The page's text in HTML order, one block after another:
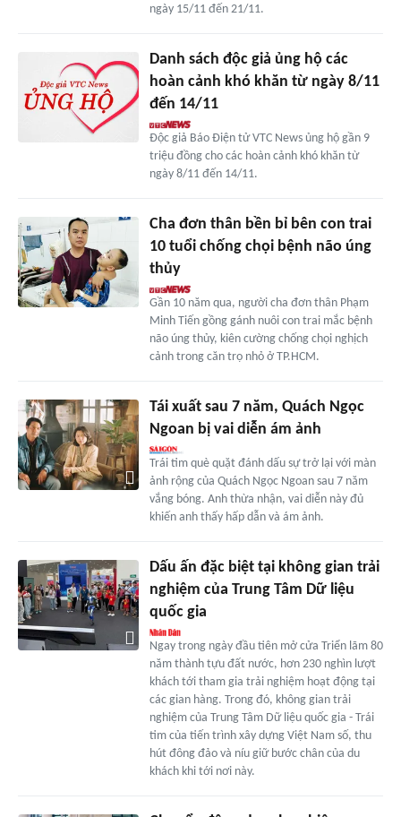
ngày 15/11 đến 21/11.
Danh sách độc giả ủng hộ các
hoàn cảnh khó khăn từ ngày 8/11
đến 14/11
Độc giả Báo Điện tử VTC News ủng hộ gần 9
triệu đồng cho các hoàn cảnh khó khăn từ
ngày 8/11 đến 14/11.
Cha đơn thân bền bỉ bên con trai
10 tuổi chống chọi bệnh não úng
thủy
Gần 10 năm qua, người cha đơn thân Phạm
Minh Tiến gồng gánh nuôi con trai mắc bệnh
não úng thủy, kiên cường chống chọi nghịch
cảnh trong căn trọ nhỏ ở TP.HCM.
Tái xuất sau 7 năm, Quách Ngọc
Ngoan bị vai diễn ám ảnh
Trái tim què quặt đánh dấu sự trở lại với màn
ảnh rộng của Quách Ngọc Ngoan sau 7 năm
vắng bóng. Anh thừa nhận, vai diễn này đủ
khiến anh thấy hấp dẫn và ám ảnh.
Dấu ấn đặc biệt tại không gian trải
nghiệm của Trung Tâm Dữ liệu
quốc gia
Ngay trong ngày đầu tiên mở cửa Triển lãm 80
năm thành tựu đất nước, hơn 230 nghìn lượt
khách tới tham gia trải nghiệm hoạt động tại
các gian hàng. Trong đó, không gian trải
nghiệm của Trung Tâm Dữ liệu quốc gia - Trái
tim của tiến trình xây dựng Việt Nam số, thu
hút đông đảo và níu giữ bước chân của du
khách khi tới nơi này.